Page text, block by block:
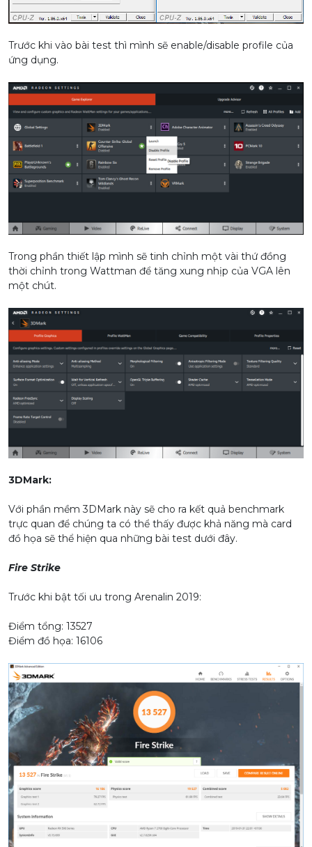
Trước khi vào bài test thì mình sẽ enable/disable profile của
ứng dụng.
Trong phần thiết lập mình sẽ tinh chỉnh một vài thứ đồng
thời chỉnh trong Wattman để tăng xung nhịp của VGA lên
một chút.
3DMark:
Với phần mềm 3DMark này sẽ cho ra kết quả benchmark
trực quan để chúng ta có thể thấy được khả năng mà card
đồ họa sẽ thể hiện qua những bài test dưới đây.
Fire Strike
Trước khi bật tối ưu trong Arenalin 2019:
Điểm tổng: 13527
Điểm đồ họa: 16106